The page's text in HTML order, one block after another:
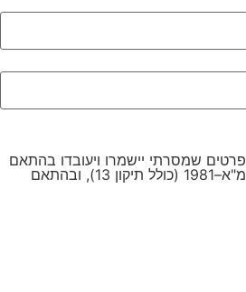
שמסרתי יישמרו ויעובדו בהתאם
לחוק הגנת הפרטיות, התשמ"א–1981 (כולל תיקון 13), ובהתאם